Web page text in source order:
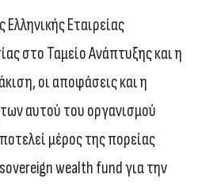
Ελληνικής Εταιρείας
στο Ταμείο Ανάπτυξης και η
οι αποφάσεις και η
αυτού του οργανισμού
μέρος της πορείας
wealth fund για την